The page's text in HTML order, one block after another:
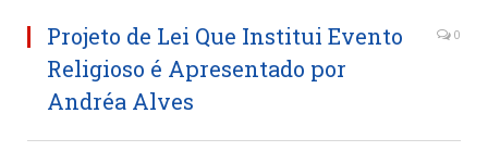
Projeto de Lei Que Institui Evento
Religioso é Apresentado por
Andréa Alves
0